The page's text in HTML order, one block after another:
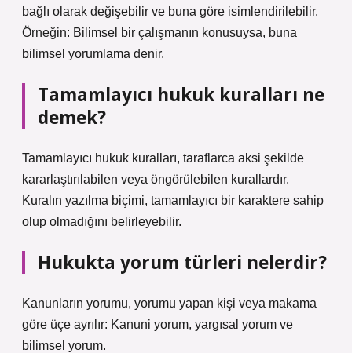
bağlı olarak değişebilir ve buna göre isimlendirilebilir.
Örneğin: Bilimsel bir çalışmanın konusuysa, buna
bilimsel yorumlama denir.
Tamamlayıcı hukuk kuralları ne
demek?
Tamamlayıcı hukuk kuralları, taraflarca aksi şekilde
kararlaştırılabilen veya öngörülebilen kurallardır.
Kuralın yazılma biçimi, tamamlayıcı bir karaktere sahip
olup olmadığını belirleyebilir.
Hukukta yorum türleri nelerdir?
Kanunların yorumu, yorumu yapan kişi veya makama
göre üçe ayrılır: Kanuni yorum, yargısal yorum ve
bilimsel yorum.